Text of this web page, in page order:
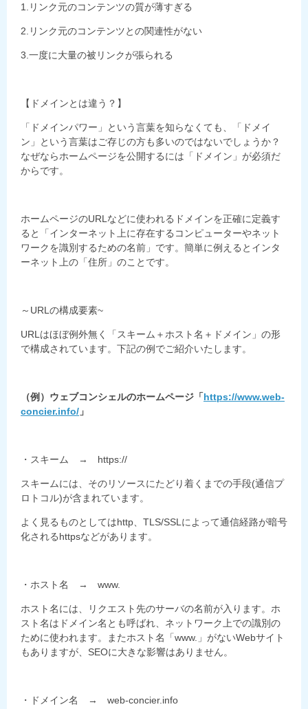
1.リンク元のコンテンツの質が薄すぎる
2.リンク元のコンテンツとの関連性がない
3.一度に大量の被リンクが張られる
【ドメインとは違う？】
「ドメインパワー」という言葉を知らなくても、「ドメイ
ン」という言葉はご存じの方も多いのではないでしょうか？
なぜならホームページを公開するには「ドメイン」が必須だ
からです。
ホームページのURLなどに使われるドメインを正確に定義す
ると「インターネット上に存在するコンピューターやネット
ワークを識別するための名前」です。簡単に例えるとインタ
ーネット上の「住所」のことです。
～URLの構成要素~
URLはほぼ例外無く「スキーム＋ホスト名＋ドメイン」の形
で構成されています。下記の例でご紹介いたします。
（例）ウェブコンシェルのホームページ「https://www.web-
concier.info/ 」
・スキーム → https://
スキームには、そのリソースにたどり着くまでの手段(通信プ
ロトコル)が含まれています。
よく見るものとしてはhttp、TLS/SSLによって通信経路が暗号
化されるhttpsなどがあります。
・ホスト名 → www.
ホスト名には、リクエスト先のサーバの名前が入ります。ホ
スト名はドメイン名とも呼ばれ、ネットワーク上での識別の
ために使われます。またホスト名「www.」がないWebサイト
もありますが、SEOに大きな影響はありません。
・ドメイン名 → web-concier.info